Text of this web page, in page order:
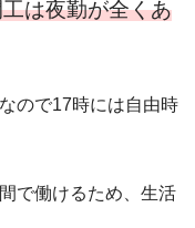
は夜勤が全くあ
ので17時には自由時
で働けるため、生活